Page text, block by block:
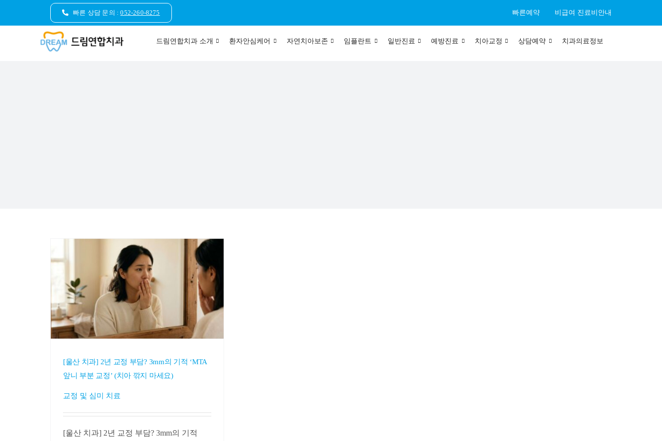
빠른 상담 문의 :052-260-8275 빠른예약 비급여 진료비안내
드림연합치과 소개 환자안심케어 자연치아보존 임플란트 일반진료 예방진료 치아교정 상담예약 치과의료정보
[울산 치과] 2년 교정 부담? 3mm의 기적 ‘MTA
앞니 부분 교정’ (치아 깎지 마세요)
교정 및 심미 치료
[울산 치과] 2년 교정 부담? 3mm의 기적